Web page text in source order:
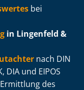
bei
in Lingenfeld &
nach DIN
DIA und EIPOS
Ermittlung des